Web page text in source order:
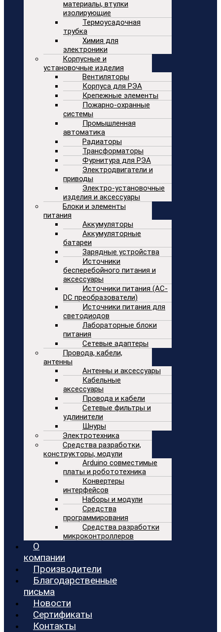
материалы, втулки
изолирующие
Термоусадочная
трубка
Химия для
электроники
Корпусные и
установочные изделия
Вентиляторы
Корпуса для РЭА
Крепежные элементы
Пожарно-охранные
системы
Промышленная
автоматика
Радиаторы
Трансформаторы
Фурнитура для РЭА
Электродвигатели и
приводы
Электро-установочные
изделия и аксессуары
Блоки и элементы
питания
Аккумуляторы
Аккумуляторные
батареи
Зарядные устройства
Источники
бесперебойного питания и
аксессуары
Источники питания (AC-
DC преобразователи)
Источники питания для
светодиодов
Лабораторные блоки
питания
Сетевые адаптеры
Провода, кабели,
антенны
Антенны и аксессуары
Кабельные
аксессуары
Провода и кабели
Сетевые фильтры и
удлинители
Шнуры
Электротехника
Средства разработки,
конструкторы, модули
Arduino совместимые
платы и робототехника
Конвертеры
интерфейсов
Наборы и модули
Средства
программирования
Средства разработки
микроконтроллеров
О
компании
Производители
Благодарственные
письма
Новости
Сертификаты
Контакты